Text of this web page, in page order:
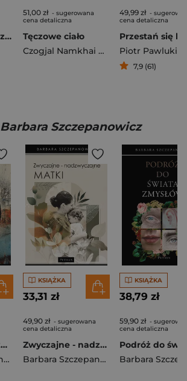
Atrakcyjność chrześcijaństwa
51,00 zł - sugerowana
cena detaliczna
Tęczowe ciało
Czogjal Namkhai Norbu
49,99 zł -
cena detaliczna
Przestań się
Piotr
7,9 (61)
Barbara Szczepanowicz
Zwyczajni - nadzwyczajni ojcowie
Barbara Szczepanowicz
KSIĄŻKA
33,31 zł
49,90 zł - sugerowana
cena detaliczna
Zwyczajne - nadzwyczajne matki
Barbara Szczepanowicz
KSIĄŻKA
38,79 zł
59,90 zł -
cena detaliczna